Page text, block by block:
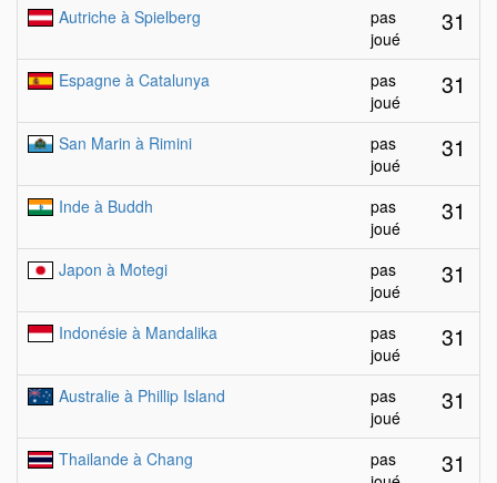
Autriche à Spielberg
pas
joué
31
Espagne à Catalunya
pas
joué
31
San Marin à Rimini
pas
joué
31
Inde à Buddh
pas
joué
31
Japon à Motegi
pas
joué
31
Indonésie à Mandalika
pas
joué
31
Australie à Phillip Island
pas
joué
31
Thailande à Chang
pas
31